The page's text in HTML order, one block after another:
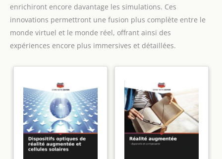
enrichiront encore davantage les simulations. Ces
innovations permettront une fusion plus complète entre le
monde virtuel et le monde réel, offrant ainsi des
expériences encore plus immersives et détaillées.